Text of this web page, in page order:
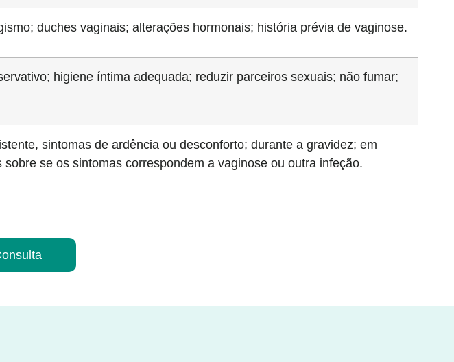
duches vaginais; alterações hormonais; história prévia de vaginose.
higiene íntima adequada; reduzir parceiros sexuais; não fumar;
sintomas de ardência ou desconforto; durante a gravidez; em
se os sintomas correspondem a vaginose ou outra infeção.